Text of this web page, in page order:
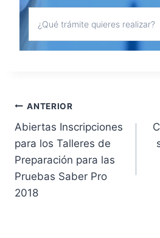
Navegación
de
entradas
ANTERIOR
Abiertas Inscripciones
para los Talleres de
Preparación para las
Pruebas Saber Pro
2018